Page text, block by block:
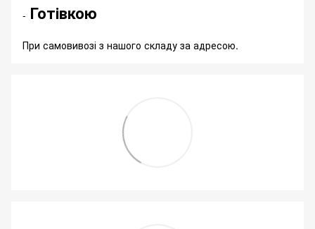
- Готівкою
При самовивозі з нашого складу за адресою.